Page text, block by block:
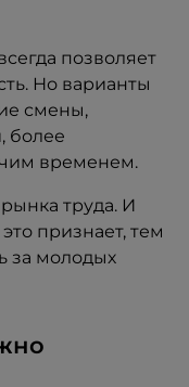
позволяет
Но варианты
смены,
более
временем.
труда. И
признает, тем
за молодых